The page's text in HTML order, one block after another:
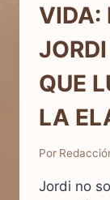
VIDA:
QUE
LA
Por
Jordi no